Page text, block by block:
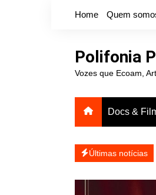
Home Quem
Polifonia
Vozes que Ecoam,
Docs &
Últimas notícias